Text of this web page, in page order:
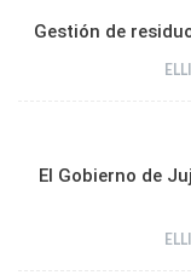
Gestión de
El Gobierno de